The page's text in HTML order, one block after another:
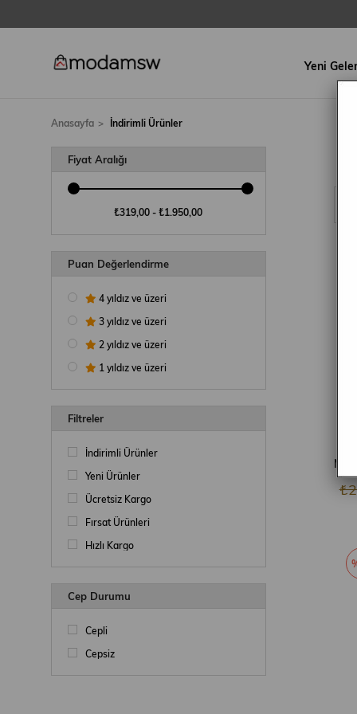
Yeni
Anasayfa İndirimli Ürünler
Fiyat Aralığı
₺319,00 - ₺1.950,00
Puan Değerlendirme
4 yıldız ve üzeri
3 yıldız ve üzeri
2 yıldız ve üzeri
1 yıldız ve üzeri
Filtreler
İndirimli Ürünler
Yeni Ürünler
Ücretsiz Kargo
Fırsat Ürünleri
Hızlı Kargo
Cep Durumu
Cepli
Cepsiz